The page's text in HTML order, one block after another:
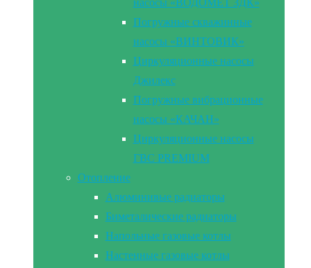
насосы «ВОДОМЕТ 3ДК»
Погружные скважинные
насосы «ВИНТОВИК»
Циркуляционные насосы
Джилекс
Погружные вибрационные
насосы «КАЧАН»
Циркуляционные насосы
ГВС PREMIUM
Отопление
Алюминивые радиаторы
Биметалические радиаторы
Напольные газовые котлы
Настенные газовые котлы